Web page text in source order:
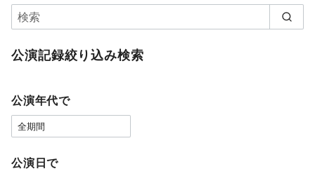
公演記録絞り込み検索
公演年代で
公演日で